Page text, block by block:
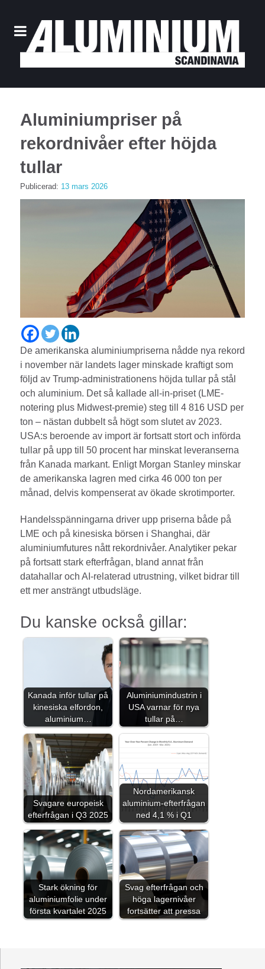
Aluminiumpriser på
rekordnivåer efter höjda
tullar
Publicerad: 13 mars 2026
De amerikanska aluminiumpriserna nådde nya rekord
i november när landets lager minskade kraftigt som
följd av Trump-administrationens höjda tullar på stål
och aluminium. Det så kallade all-in-priset (LME-
notering plus Midwest-premie) steg till 4 816 USD per
ton – nästan dubbelt så högt som slutet av 2023.
USA:s beroende av import är fortsatt stort och införda
tullar på upp till 50 procent har minskat leveranserna
från Kanada markant. Enligt Morgan Stanley minskar
de amerikanska lagren med cirka 46 000 ton per
månad, delvis kompenserat av ökade skrotimporter.
Handelsspänningarna driver upp priserna både på
LME och på kinesiska börsen i Shanghai, där
aluminiumfutures nått rekordnivåer. Analytiker pekar
på fortsatt stark efterfrågan, bland annat från
datahallar och AI-relaterad utrustning, vilket bidrar till
ett mer ansträngt utbudsläge.
Du kanske också gillar:
Kanada inför tullar på
kinesiska elfordon,
aluminium…
Aluminiumindustrin i
USA varnar för nya
tullar på…
Svagare europeisk
efterfrågan i Q3 2025
Nordamerikansk
aluminium-efterfrågan
ned 4,1 % i Q1
Stark ökning för
aluminiumfolie under
första kvartalet 2025
Svag efterfrågan och
höga lagernivåer
fortsätter att pressa